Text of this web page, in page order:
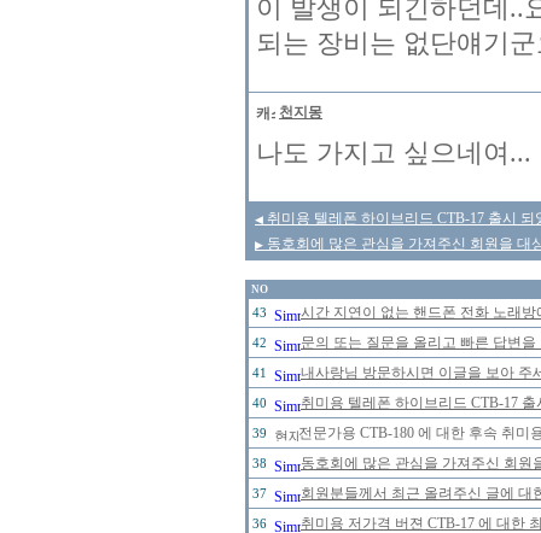
이 발생이 되긴하던데..
되는 장비는 없단얘기
천지몽
나도 가지고 싶으네여...
◀ 취미용 텔레폰 하이브리드 CTB-17 출시 되
▶ 동호회에 많은 관심을 가져주신 회원을 대
NO
43 시간 지연이 없는 핸드폰 전화 노래
42 문의 또는 질문을 올리고 빠른 답변
41 내사랑님 방문하시면 이글을 보아 주
40 취미용 텔레폰 하이브리드 CTB-17
39 전문가용 CTB-180 에 대한 후속 취미
38 동호회에 많은 관심을 가져주신 회
37 회원분들께서 최근 올려주신 글에
36 취미용 저가격 버젼 CTB-17 에 대한